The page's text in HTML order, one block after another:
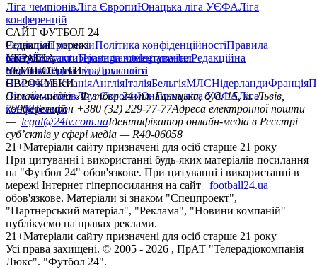
Ліга чемпіонівЛіга ЄвропиЮнацька ліга УЄФАЛіга
конференцій
САЙТ ФУТБОЛ 24
РедакціяПрогнозиПолітика конфіденційностіПравила
сайтуКонтактиПравила коментуванняРедакційна
політикаСтруктура власності
Соціальні мережі
facebookxyoutubeinstagramtelegramviber
УКРАЇНА
УкраїнаПерша лігаДруга ліга
ЧЕМПІОНАТИ
НімеччинаІспаніяАнгліяІталіяБельгіяМЛСНідерландиФранція
ЄВРОКУБКИ
Ліга чемпіонівЛіга ЄвропиЮнацька ліга УЄФАЛіга
конференцій
Онлайн-медіа «Футбол 24»пл. Галицька, буд. 15, м. Львів,
79008Телефон +380 (32) 229-77-77Адреса електронної пошти
— legal@24tv.com.uaІдентифікатор онлайн-медіа в Реєстрі
суб’єктів у сфері медіа — R40-06058
21+Матеріали сайту призначені для осіб старше 21 року
При цитуванні і використанні будь-яких матеріалів посилання
на "Футбол 24" обов'язкове. При цитуванні і використанні в
мережі Інтернет гіперпосилання на сайт
football24.ua
обов'язкове. Матеріали зі знаком "Спецпроект",
"Партнерський матеріал", "Реклама", "Новини компаній"
публікуємо на правах реклами.
21+Матеріали сайту призначені для осіб старше 21 року
Усi права захищенi. © 2005 - 2026 , ПрАТ "Телерадіокомпанія
Люкс". "Футбол 24".